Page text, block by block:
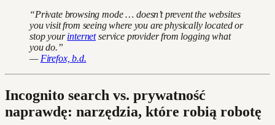
“Private browsing mode … doesn’t prevent the websites
you visit from seeing where you are physically located or
stop yourinternetservice provider from logging what
you do.”
— Firefox, b.d.
Incognito search vs. prywatność
naprawdę: narzędzia, które robią robotę